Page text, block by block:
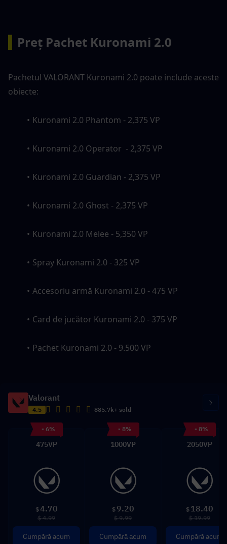
Preț Pachet Kuronami 2.0
Pachetul VALORANT Kuronami 2.0 poate include aceste
obiecte:
Kuronami 2.0 Phantom - 2,375 VP
Kuronami 2.0 Operator  - 2,375 VP
Kuronami 2.0 Guardian - 2,375 VP
Kuronami 2.0 Ghost - 2,375 VP
Kuronami 2.0 Melee - 5,350 VP
Spray Kuronami 2.0 - 325 VP
Accesoriu armă Kuronami 2.0 - 475 VP
Card de jucător Kuronami 2.0 - 375 VP
Pachet Kuronami 2.0 - 9.500 VP
Valorant
4.5 885.7k+ sold
- 6%
475VP
$4.70
$ 4.99
Cumpără acum
- 8%
1000VP
$ 9.20
$ 9.99
Cumpără acum
- 8%
2050VP
$ 18.40
$ 19.99
Cumpără acum